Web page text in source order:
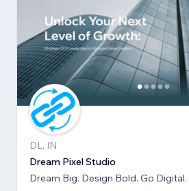
DL, IN
Dream Pixel Studio
Dream Big. Design Bold. Go Digital.